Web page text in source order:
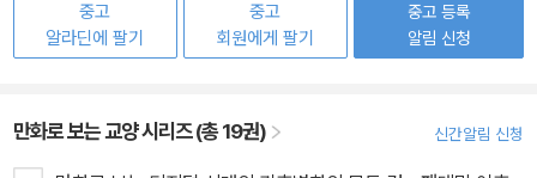
중고
알라딘에 팔기
중고
회원에게 팔기
중고 등록
알림 신청
만화로 보는 교양 시리즈 (총 19권) 신간알림 신청